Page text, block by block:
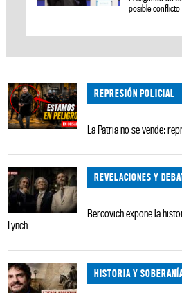
posible conflicto
REPRESIÓN POLICIAL
La Patria no se vende:
REVELACIONES Y
Bercovich expone la
Lynch
HISTORIA Y